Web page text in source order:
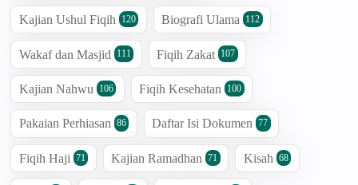
Kajian Ushul Fiqih 120 Biografi Ulama 112
Wakaf dan Masjid 111 Fiqih Zakat 107
Kajian Nahwu 106 Fiqih Kesehatan 100
Pakaian Perhiasan 86 Daftar Isi Dokumen 77
Fiqih Haji 71 Kajian Ramadhan 71 Kisah 68